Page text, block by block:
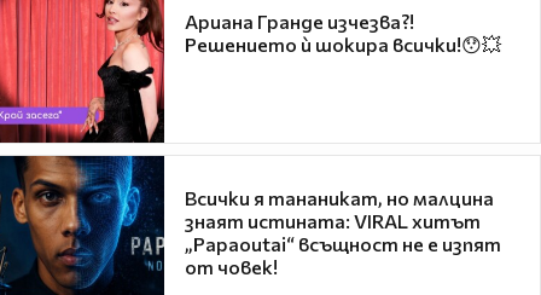
Ариана Гранде изчезва?!
Решението ѝ шокира всички!😯💥
Всички я тананикат, но малцина
знаят истината: VIRAL хитът
„Papaoutai“ всъщност не е изпят
от човек!